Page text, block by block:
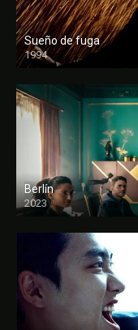
Sueño de fuga
1994
FULL HD
Berlín
2023